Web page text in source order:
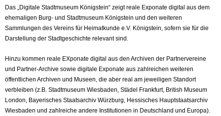
Das „Digitale Stadtmuseum Königstein“ zeigt reale Exponate digital aus dem
ehemaligen Burg- und Stadtmuseum Königstein und den weiteren
Sammlungen des Vereins für Heimatkunde e.V. Königstein, sofern sie für die
Darstellung der Stadtgeschichte relevant sind.
Hinzu kommen reale EXponate digital aus den Archiven der Partnervereine
und Partner-Archive sowie digitale Exponate aus zahlreichen weiteren
öffentlichen Archiven und Museen, die aber real am jeweiligen Standort
verbleiben (z.B. Stadtmuseum Wiesbaden, Städel Frankfurt, British Museum
London, Bayerisches Staatsarchiv Würzburg, Hessisches Hauptstaatsarchiv
Wiesbaden und zahlreiche andere Institutionen in Deutschland und Europa).